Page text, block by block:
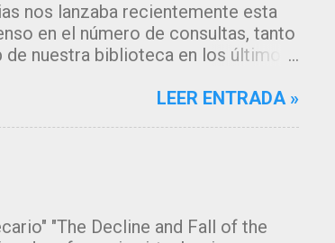
nos lanzaba recientemente esta
en el número de consultas, tanto
nuestra biblioteca en los últimos
como google, que muestran
información en mi gestor
monográfico!!. Razones para este
LEER ENTRADA »
"The Decline and Fall of the